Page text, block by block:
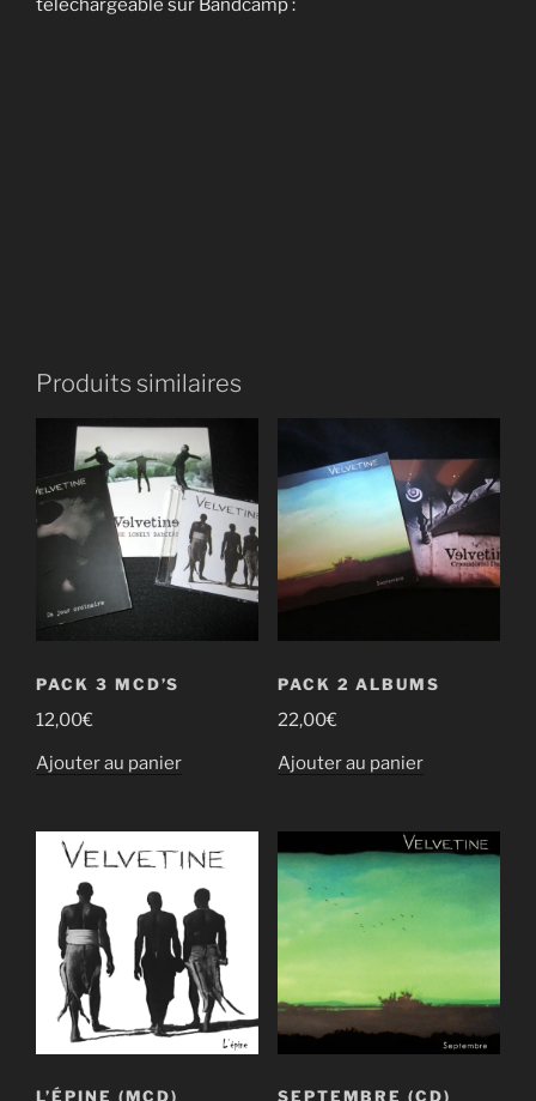
téléchargeable sur Bandcamp :
Produits similaires
PACK 3 MCD’S
12,00€
Ajouter au panier
PACK 2 ALBUMS
22,00€
Ajouter au panier
L’ÉPINE (MCD) SEPTEMBRE (CD)